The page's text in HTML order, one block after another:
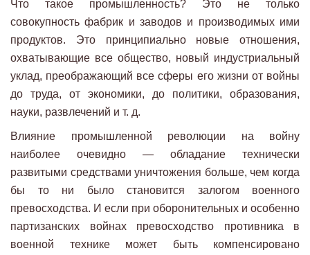
Что такое промышленность? Это не только
совокупность фабрик и заводов и производимых ими
продуктов. Это принципиально новые отношения,
охватывающие все общество, новый индустриальный
уклад, преображающий все сферы его жизни от войны
до труда, от экономики, до политики, образования,
науки, развлечений и т. д.
Влияние промышленной революции на войну
наиболее очевидно — обладание технически
развитыми средствами уничтожения больше, чем когда
бы то ни было становится залогом военного
превосходства. И если при оборонительных и особенно
партизанских войнах превосходство противника в
военной технике может быть компенсировано